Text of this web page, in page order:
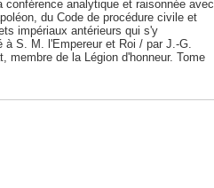
analytique et raisonnée avec
du Code de procédure civile et
impériaux antérieurs qui s'y
à S. M. l'Empereur et Roi / par J.-G.
membre de la Légion d'honneur. Tome